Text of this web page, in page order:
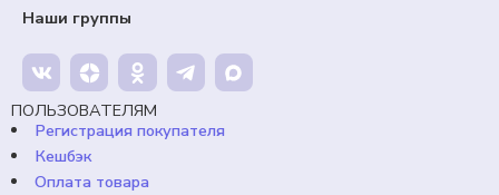
99,00 ₽Кешбэк:
Продавец:24obuch.ru
В корзину
Наши группы
ПОЛЬЗОВАТЕЛЯМ
Регистрация покупателя
Кешбэк
Оплата товара